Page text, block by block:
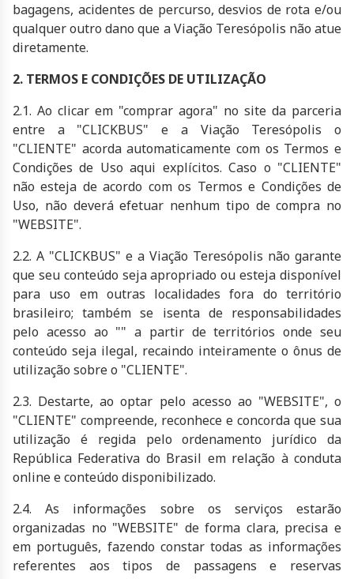
bagagens, acidentes de percurso, desvios de rota e/ou
qualquer outro dano que a Viação Teresópolis não atue
diretamente.
2. TERMOS E CONDIÇÕES DE UTILIZAÇÃO
2.1. Ao clicar em "comprar agora" no site da parceria
entre a "CLICKBUS" e a Viação Teresópolis o
"CLIENTE" acorda automaticamente com os Termos e
Condições de Uso aqui explícitos. Caso o "CLIENTE"
não esteja de acordo com os Termos e Condições de
Uso, não deverá efetuar nenhum tipo de compra no
"WEBSITE".
2.2. A "CLICKBUS" e a Viação Teresópolis não garante
que seu conteúdo seja apropriado ou esteja disponível
para uso em outras localidades fora do território
brasileiro; também se isenta de responsabilidades
pelo acesso ao "" a partir de territórios onde seu
conteúdo seja ilegal, recaindo inteiramente o ônus de
utilização sobre o "CLIENTE".
2.3. Destarte, ao optar pelo acesso ao "WEBSITE", o
"CLIENTE" compreende, reconhece e concorda que sua
utilização é regida pelo ordenamento jurídico da
República Federativa do Brasil em relação à conduta
online e conteúdo disponibilizado.
2.4. As informações sobre os serviços estarão
organizadas no "WEBSITE" de forma clara, precisa e
em português, fazendo constar todas as informações
referentes aos tipos de passagens e reservas